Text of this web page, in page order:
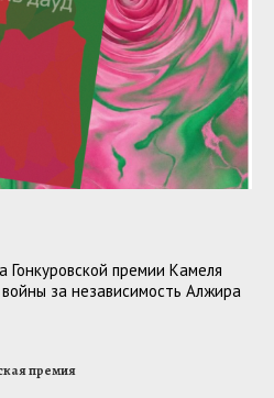
премии Камеля
за независимость Алжира
премия